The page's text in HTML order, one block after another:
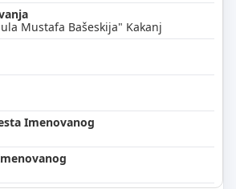
Mustafa Bašeskija" Kakanj